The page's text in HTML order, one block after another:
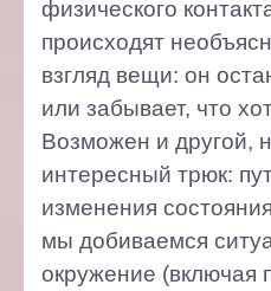
физического
происходят
взгляд вещи: он
или забывает, что
Возможен и другой,
интересный трюк:
изменения
мы добиваемся
окружение (включая